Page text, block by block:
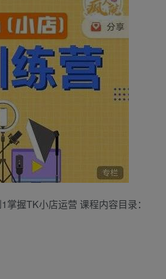
握TK小店运营 课程内容目录：